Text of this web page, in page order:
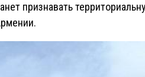
признавать